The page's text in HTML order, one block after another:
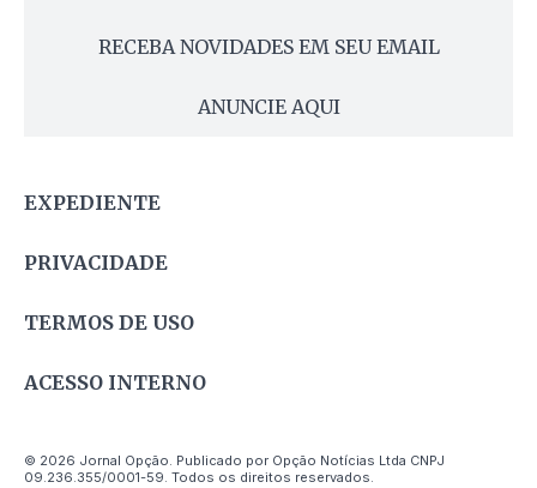
RECEBA NOVIDADES EM SEU EMAIL
ANUNCIE AQUI
EXPEDIENTE
PRIVACIDADE
TERMOS DE USO
ACESSO INTERNO
© 2026 Jornal Opção. Publicado por Opção Notícias Ltda CNPJ
09.236.355/0001-59. Todos os direitos reservados.